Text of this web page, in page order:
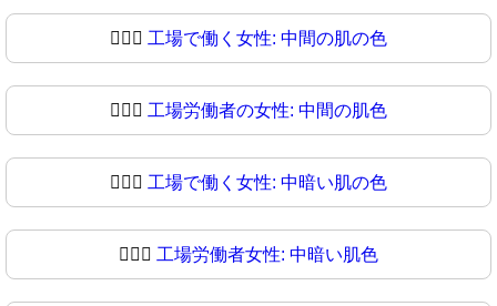
👩🏽‍⚖️ 工場で働く女性: 中間の肌の色
👩🏽‍⚖ 工場労働者の女性: 中間の肌色
👩🏾‍⚖️ 工場で働く女性: 中暗い肌の色
👩🏾‍⚖ 工場労働者女性: 中暗い肌色